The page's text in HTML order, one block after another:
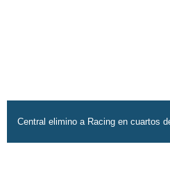
Central elimino a Racing en cuartos